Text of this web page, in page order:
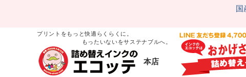
国
プリントをもっと快適らくらくに。
もったいないをサステナブルへ。
本店